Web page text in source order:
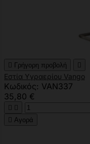
 Γρήγορη προβολή 
Εστία Υγραερίου Vango
Κωδικός: VAN337
35,80 €
 
 Αγορά